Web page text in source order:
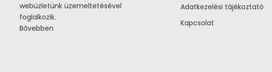
webüzletünk üzemeltetésével
foglalkozik.
Bővebben
Adatkezelési tájékoztató
Kapcsolat